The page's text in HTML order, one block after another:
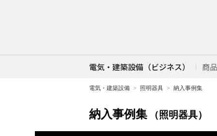
電気・建築設備（ビジネス） 商
電気・建築設備 照明器具 納入事例集
納入事例集 （照明器具）